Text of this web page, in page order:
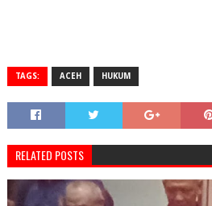
TAGS: ACEH HUKUM
RELATED POSTS